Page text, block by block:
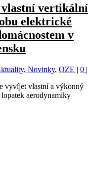
vertikální
elektrické
v
Novinky, OZE | 0 |
vyvíjet vlastní a výkonný
aerodynamiky